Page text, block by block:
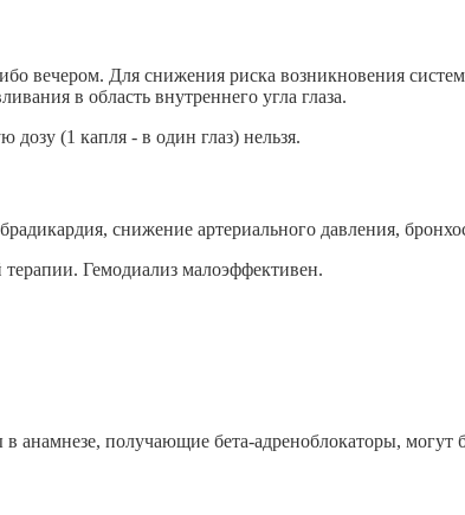
вечером. Для снижения риска возникновения
в область внутреннего угла глаза.
(1 капля - в один глаз) нельзя.
снижение артериального давления,
Гемодиализ малоэффективен.
получающие бета-адреноблокаторы,